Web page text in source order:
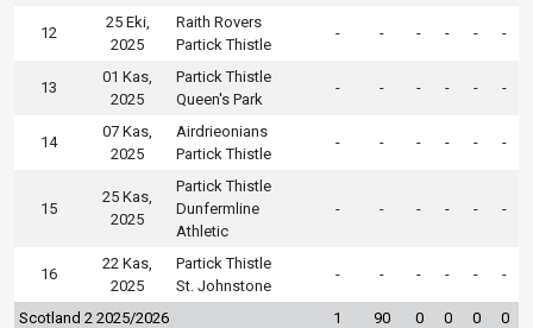
12
25 Eki,
2025
Raith Rovers
Partick Thistle
- - - - - -
13
01 Kas,
2025
Partick Thistle
Queen's Park
- - - - - -
14
07 Kas,
2025
Airdrieonians
Partick Thistle
- - - - - -
15
25 Kas,
2025
Partick Thistle
Dunfermline
Athletic
- - - - - -
16
22 Kas,
2025
Partick Thistle
St. Johnstone
- - - - - -
Scotland 2 2025/2026 1 90 0 0 0 0